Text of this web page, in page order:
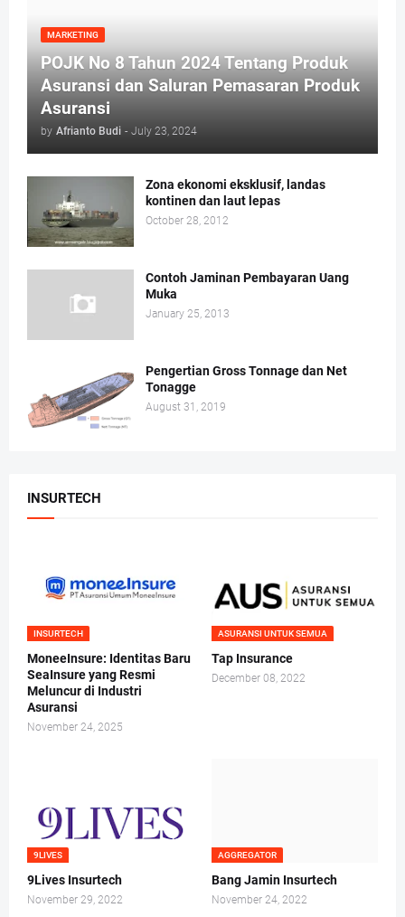
MARKETING
POJK No 8 Tahun 2024 Tentang Produk
Asuransi dan Saluran Pemasaran Produk
Asuransi
by Afrianto Budi - July 23, 2024
Zona ekonomi eksklusif, landas
kontinen dan laut lepas
October 28, 2012
Contoh Jaminan Pembayaran Uang
Muka
January 25, 2013
Pengertian Gross Tonnage dan Net
Tonagge
August 31, 2019
INSURTECH
INSURTECH
MoneeInsure: Identitas Baru
SeaInsure yang Resmi
Meluncur di Industri
Asuransi
November 24, 2025
ASURANSI UNTUK SEMUA
Tap Insurance
December 08, 2022
9LIVES
9Lives Insurtech
November 29, 2022
AGGREGATOR
Bang Jamin Insurtech
November 24, 2022